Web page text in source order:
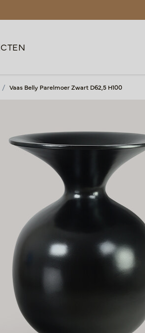
Vaas Belly Parelmoer Zwart D62,5 H100